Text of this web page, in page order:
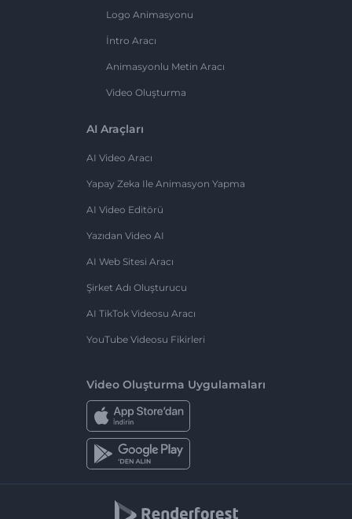
Logo Animasyonu
İntro Aracı
Animasyonlu Metin Aracı
Video Oluşturma
AI Araçları
AI Video Aracı
Yapay Zeka Ile Animasyon Yapma
AI Video Editörü
Yazıdan Video AI
AI Web Sitesi Aracı
Şirket Adı Oluşturucu
AI TikTok Videosu Aracı
YouTube Videosu Fikirleri
Video Oluşturma Uygulamaları